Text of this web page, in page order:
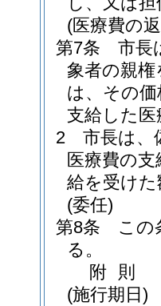
(医療費の
第7条
市長
象者の親
は、その
支給した
2
市長は、
医療費の
給を受け
(委任)
第8条
この
る。
附 則
(施行期日)